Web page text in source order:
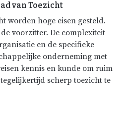
van Toezicht
worden hoge eisen gesteld.
voorzitter. De complexiteit
en de specifieke
onderneming met
kennis en kunde om ruim
scherp toezicht te